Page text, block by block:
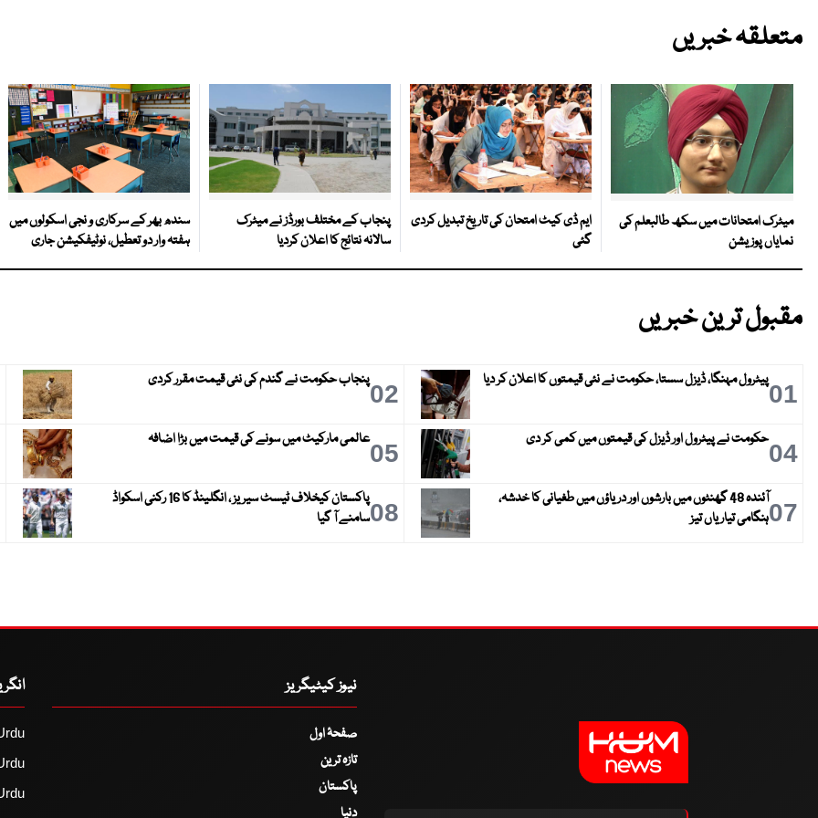
متعلقہ خبریں
میٹرک امتحانات میں سکھ طالبعلم کی
نمایاں پوزیشن
ایم ڈی کیٹ امتحان کی تاریخ تبدیل کردی
گئی
پنجاب کے مختلف بورڈز نے میٹرک
سالانہ نتائج کا اعلان کردیا
سندھ بھر کے سرکاری و نجی اسکولوں میں
ہفتہ وار دو تعطیل، نوٹیفکیشن جاری
مقبول ترین خبریں
01پیٹرول مہنگا، ڈیزل سستا، حکومت نے نئی قیمتوں کا اعلان کر دیا 02پنجاب حکومت نے گندم کی نئی قیمت مقرر کردی
04حکومت نے پیٹرول اور ڈیزل کی قیمتوں میں کمی کر دی 05عالمی مارکیٹ میں سونے کی قیمت میں بڑا اضافہ
07
آئندہ 48 گھنٹوں میں بارشوں اور دریاؤں میں طغیانی کا خدشہ،
ہنگامی تیاریاں تیز
08
پاکستان کیخلاف ٹیسٹ سیریز ، انگلینڈ کا 16 رکنی اسکواڈ
سامنے آ گیا
نیوز کیٹیگریز
صفحۂ اول
تازہ ترین
پاکستان
دنیا